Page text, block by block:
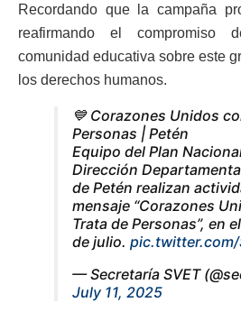
Recordando que la campaña
reafirmando el compromiso
comunidad educativa sobre este
los derechos humanos.
💙 Corazones Unidos
Personas | Petén
Equipo del Plan
Dirección
de Petén realizan
mensaje “Corazones
Trata de Personas”, en
de julio. pic.twitter.com/
— Secretaría SVET
July 11, 2025